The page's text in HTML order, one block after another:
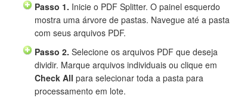
Passo 1. Inicie o PDF Splitter. O painel esquerdo
mostra uma árvore de pastas. Navegue até a pasta
com seus arquivos PDF.
Passo 2. Selecione os arquivos PDF que deseja
dividir. Marque arquivos individuais ou clique em
Check All para selecionar toda a pasta para
processamento em lote.